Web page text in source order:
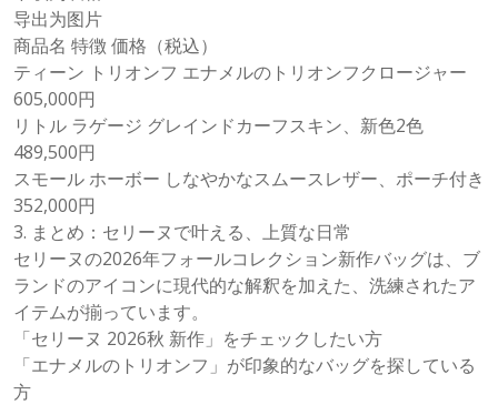
导出为图片
商品名 特徴 価格（税込）
ティーン トリオンフ エナメルのトリオンフクロージャー
605,000円
リトル ラゲージ グレインドカーフスキン、新色2色
489,500円
スモール ホーボー しなやかなスムースレザー、ポーチ付き
352,000円
3. まとめ：セリーヌで叶える、上質な日常
セリーヌの2026年フォールコレクション新作バッグは、ブ
ランドのアイコンに現代的な解釈を加えた、洗練されたア
イテムが揃っています。
「セリーヌ 2026秋 新作」をチェックしたい方
「エナメルのトリオンフ」が印象的なバッグを探している
方